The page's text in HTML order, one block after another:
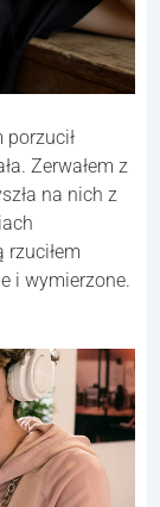
porzucił
Zerwałem z
na nich z
rzuciłem
i wymierzone.